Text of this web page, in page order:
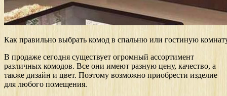
Как правильно выбрать комод в спальню или гостиную
В продаже сегодня существует огромный ассортимент
различных комодов. Все они имеют разную цену, качество, а
также дизайн и цвет. Поэтому возможно приобрести изделие
для любого помещения.